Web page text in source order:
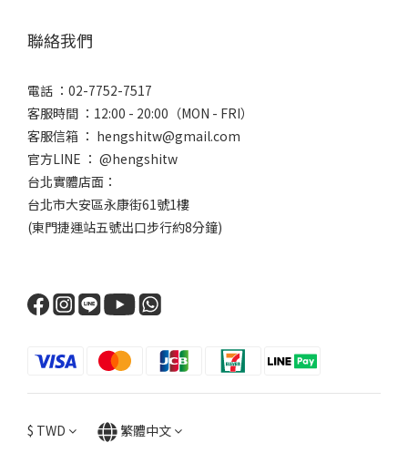
聯絡我們
電話 ：02-7752-7517
客服時間 ：12:00 - 20:00（MON - FRI）
客服信箱 ： hengshitw@gmail.com
官方LINE ： @hengshitw
台北實體店面：
台北市大安區永康街61號1樓
(東門捷運站五號出口步行約8分鐘)
$ TWD 繁體中文